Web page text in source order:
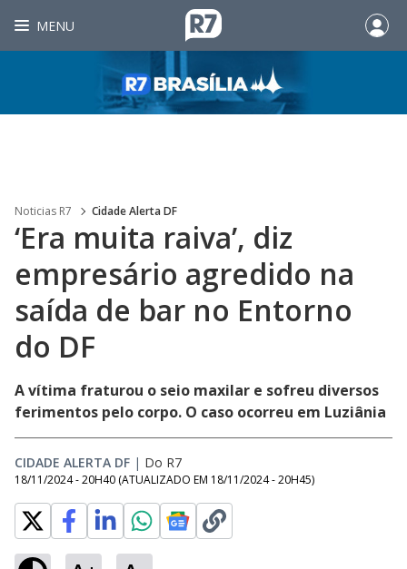
MENU
Noticias R7 Cidade Alerta DF
‘Era muita raiva’, diz
empresário agredido na
saída de bar no Entorno
do DF
A vítima fraturou o seio maxilar e sofreu diversos
ferimentos pelo corpo. O caso ocorreu em Luziânia
CIDADE ALERTA DF | Do R7
18/11/2024 - 20H40 (ATUALIZADO EM 18/11/2024 - 20H45)